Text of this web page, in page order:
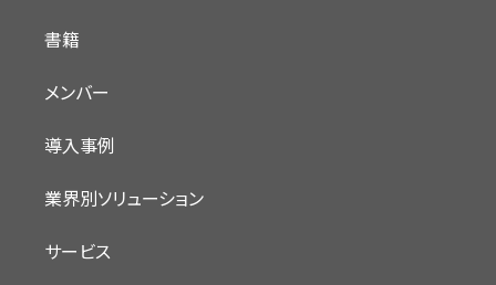
書籍
メンバー
導入事例
業界別ソリューション
サービス